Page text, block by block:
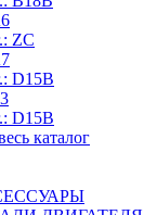
ZC
D15B
D15B
каталог